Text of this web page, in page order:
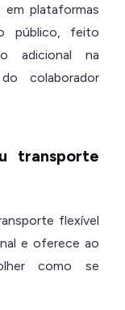
plataformas
público, feito
adicional na
colaborador
transporte
flexível
e oferece ao
como se